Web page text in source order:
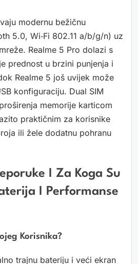
modernu bežičnu
5.0, Wi‑Fi 802.11 a/b/g/n) uz
Realme 5 Pro dolazi s
prednost u brzini punjenja i
Realme 5 još uvijek može
konfiguraciju. Dual SIM
memorije karticom
praktičnim za korisnike
ili žele dodatnu pohranu
I Za Koga Su
I Performanse
Korisnika?
trajnu bateriju i veći ekran